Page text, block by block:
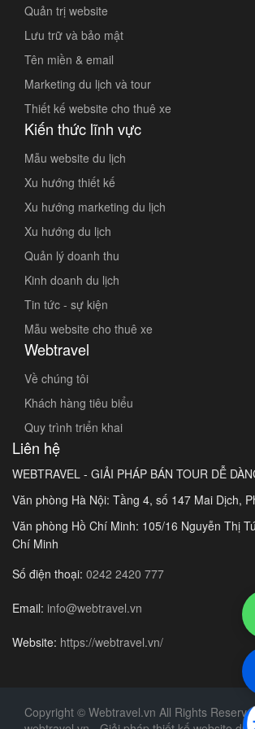
Quản trị website
Lưu trữ và bảo mật
Tên miền & email
Marketing du lịch và tour
Thiết kế website cho thuê xe
Kiến thức lĩnh vực
Mẫu website du lịch
Xu hướng thiết kế
Xu hướng marketing du lịch
Xu hướng du lịch
Quản lý doanh thu
Kinh doanh du lịch
Tin tức - sự kiện
Mẫu website cho thuê xe
Webtravel
Về chúng tôi
Khách hàng tiêu biểu
Quy trình triển khai
Liên hệ
WEBTRAVEL - GIẢI PHÁP BÁN TOUR DỄ
Văn phòng Hà Nội: Tầng 4, số 147 Mai Dịch,
Văn phòng Hồ Chí Minh: 105/16 Nguyễn Thị
Chí Minh
Số điện thoại: 0242 2420 777
Email: info@webtravel.vn
Website: https://webtravel.vn/
Copyright © Webtravel.vn All Rights Reserved